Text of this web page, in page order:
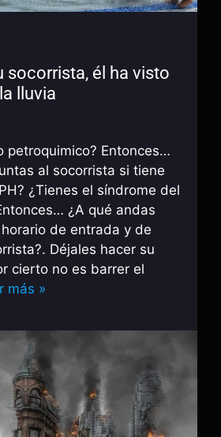
socorrista, él ha visto
lluvia
petroquimico? Entonces…
al socorrista si tiene
¿Tienes el síndrome del
¿A qué andas
de entrada y de
Déjales hacer su
cierto no es barrer el
más »